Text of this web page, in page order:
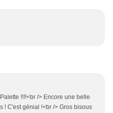
!!!!<br /> Encore une belle
! C'est génial !<br /> Gros bisous